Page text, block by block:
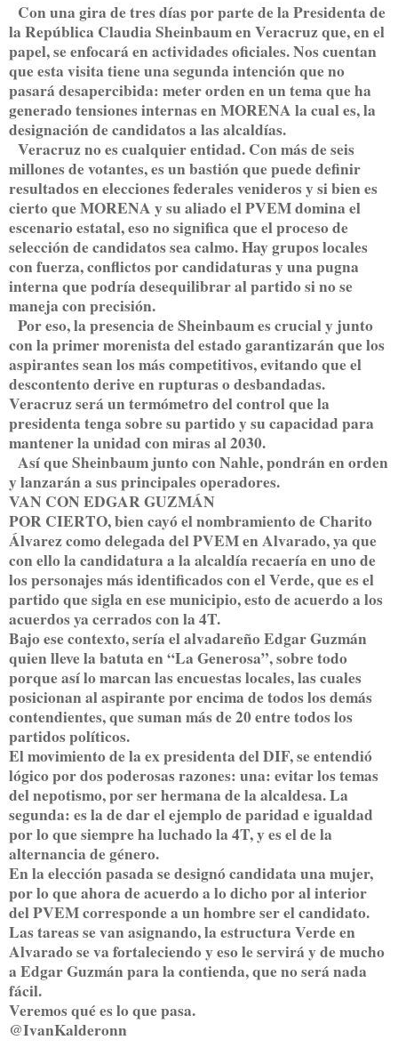
Con una gira de tres días por parte de la Presidenta de
la República Claudia Sheinbaum en Veracruz que, en el
papel, se enfocará en actividades oficiales. Nos cuentan
que esta visita tiene una segunda intención que no
pasará desapercibida: meter orden en un tema que ha
generado tensiones internas en MORENA la cual es, la
designación de candidatos a las alcaldías.
Veracruz no es cualquier entidad. Con más de seis
millones de votantes, es un bastión que puede definir
resultados en elecciones federales venideros y si bien es
cierto que MORENA y su aliado el PVEM domina el
escenario estatal, eso no significa que el proceso de
selección de candidatos sea calmo. Hay grupos locales
con fuerza, conflictos por candidaturas y una pugna
interna que podría desequilibrar al partido si no se
maneja con precisión.
Por eso, la presencia de Sheinbaum es crucial y junto
con la primer morenista del estado garantizarán que los
aspirantes sean los más competitivos, evitando que el
descontento derive en rupturas o desbandadas.
Veracruz será un termómetro del control que la
presidenta tenga sobre su partido y su capacidad para
mantener la unidad con miras al 2030.
Así que Sheinbaum junto con Nahle, pondrán en orden
y lanzarán a sus principales operadores.
VAN CON EDGAR GUZMÁN
POR CIERTO, bien cayó el nombramiento de Charito
Álvarez como delegada del PVEM en Alvarado, ya que
con ello la candidatura a la alcaldía recaería en uno de
los personajes más identificados con el Verde, que es el
partido que sigla en ese municipio, esto de acuerdo a los
acuerdos ya cerrados con la 4T.
Bajo ese contexto, sería el alvadareño Edgar Guzmán
quien lleve la batuta en “La Generosa”, sobre todo
porque así lo marcan las encuestas locales, las cuales
posicionan al aspirante por encima de todos los demás
contendientes, que suman más de 20 entre todos los
partidos políticos.
El movimiento de la ex presidenta del DIF, se entendió
lógico por dos poderosas razones: una: evitar los temas
del nepotismo, por ser hermana de la alcaldesa. La
segunda: es la de dar el ejemplo de paridad e igualdad
por lo que siempre ha luchado la 4T, y es el de la
alternancia de género.
En la elección pasada se designó candidata una mujer,
por lo que ahora de acuerdo a lo dicho por al interior
del PVEM corresponde a un hombre ser el candidato.
Las tareas se van asignando, la estructura Verde en
Alvarado se va fortaleciendo y eso le servirá y de mucho
a Edgar Guzmán para la contienda, que no será nada
fácil.
Veremos qué es lo que pasa.
@IvanKalderonn